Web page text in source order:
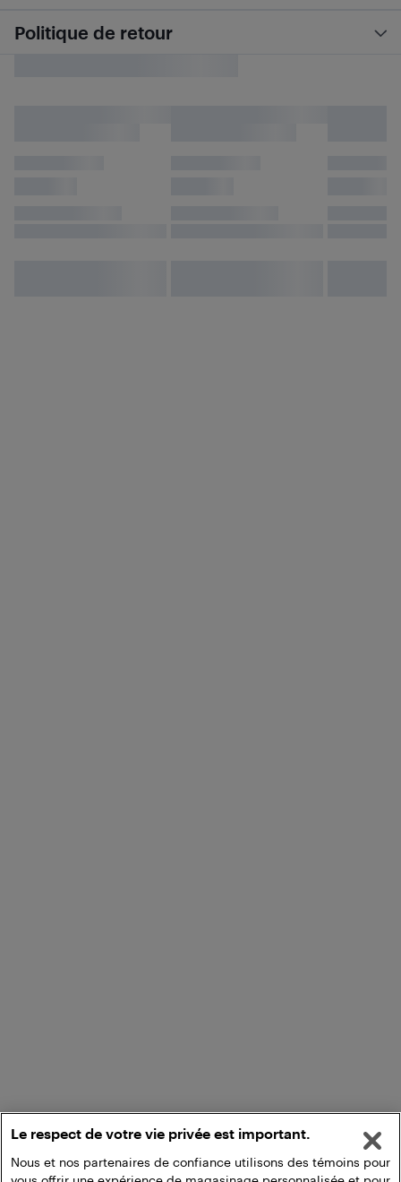
Politique de retour
Le respect de votre vie privée est important.
Nous et nos partenaires de confiance utilisons des témoins pour